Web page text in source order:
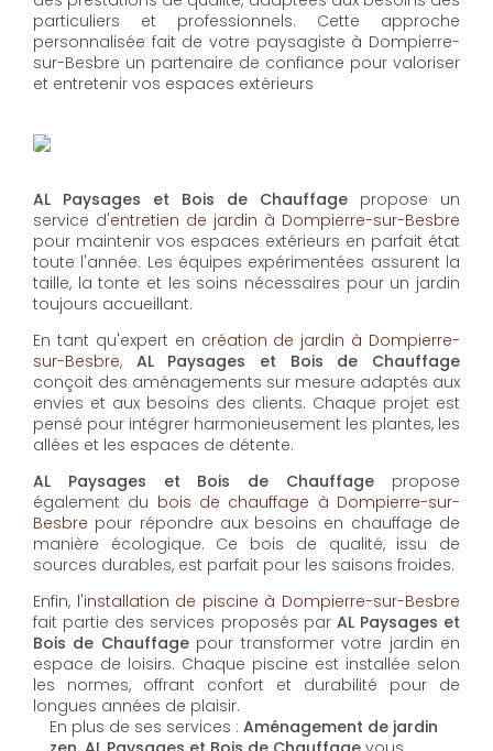
particuliers et professionnels. Cette approche
personnalisée fait de votre paysagiste à Dompierre-
sur-Besbre un partenaire de confiance pour valoriser
et entretenir vos espaces extérieurs
AL Paysages et Bois de Chauffage propose un
service d'entretien de jardin à Dompierre-sur-Besbre
pour maintenir vos espaces extérieurs en parfait état
toute l'année. Les équipes expérimentées assurent la
taille, la tonte et les soins nécessaires pour un jardin
toujours accueillant.
En tant qu'expert en création de jardin à Dompierre-
sur-Besbre, AL Paysages et Bois de Chauffage
conçoit des aménagements sur mesure adaptés aux
envies et aux besoins des clients. Chaque projet est
pensé pour intégrer harmonieusement les plantes, les
allées et les espaces de détente.
AL Paysages et Bois de Chauffage propose
également du bois de chauffage à Dompierre-sur-
Besbre pour répondre aux besoins en chauffage de
manière écologique. Ce bois de qualité, issu de
sources durables, est parfait pour les saisons froides.
Enfin, l'installation de piscine à Dompierre-sur-Besbre
fait partie des services proposés par AL Paysages et
Bois de Chauffagepour transformer votre jardin en
espace de loisirs. Chaque piscine est installée selon
les normes, offrant confort et durabilité pour de
longues années de plaisir.
En plus de ses services : Aménagement de jardin